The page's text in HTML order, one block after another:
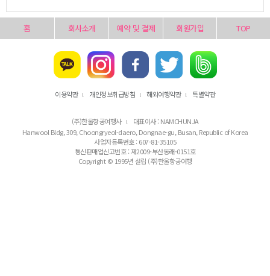
홈 회사소개 예약 및 결제 회원가입 TOP
이용약관 l 개인정보취급방침 l 해외여행약관 l 특별약관
(주)한울항공여행사 l
대표이사 : NAMCHUNJA
Hanwool Bldg, 309, Choongryeol-daero, Dongnae-gu, Busan, Republic of Korea
사업자등록번호 : 607-81-35105
통신판매업신고번호 : 제2009-부산동래-0151호
Copyright © 1995년 설립 (주)한울항공여행